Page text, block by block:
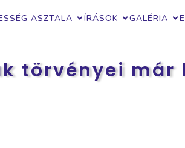
ASZTALA ÍRÁSOK GALÉRIA
törvényei már